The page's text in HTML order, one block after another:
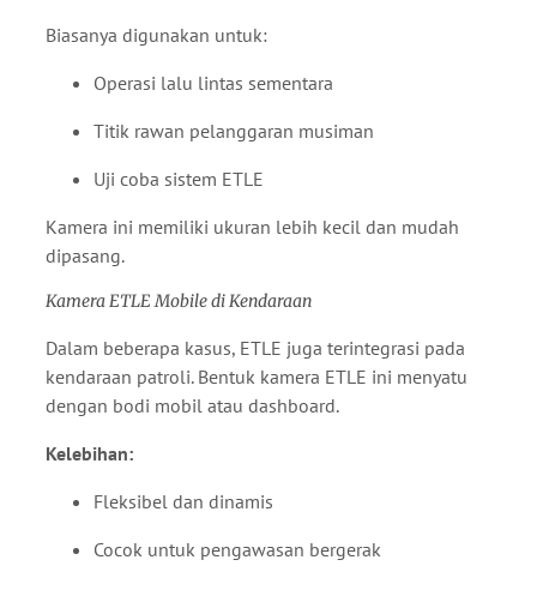
Biasanya digunakan untuk:
Operasi lalu lintas sementara
Titik rawan pelanggaran musiman
Uji coba sistem ETLE
Kamera ini memiliki ukuran lebih kecil dan mudah
dipasang.
Kamera ETLE Mobile di Kendaraan
Dalam beberapa kasus, ETLE juga terintegrasi pada
kendaraan patroli. Bentuk kamera ETLE ini menyatu
dengan bodi mobil atau dashboard.
Kelebihan:
Fleksibel dan dinamis
Cocok untuk pengawasan bergerak